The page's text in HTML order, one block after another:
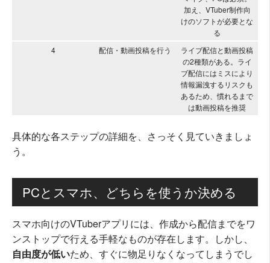
加え、VTuber制作向
けのソフトが必要とな
る
4
配信・動画投稿を行う
ライブ配信と動画投稿
の2種類がある。ライ
ブ配信にはミスにより
情報漏洩するリスクも
あるため、慣れるまで
は動画投稿を推奨
具体的な各ステップの詳細を、さっそく見ていきましょ
う。
PCとスマホ、どちらを使うか決める
スマホ向けのVTuberアプリには、作成から配信までをワ
ンストップで行える手軽なものが存在します。しかし、
自由度が低いため、すぐに物足りなくなってしまうでし